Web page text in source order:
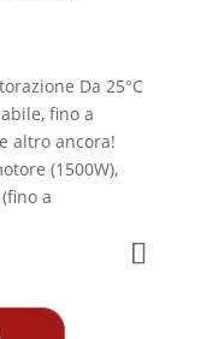
Da 25°C
fino a
altro ancora!
(1500W),
a